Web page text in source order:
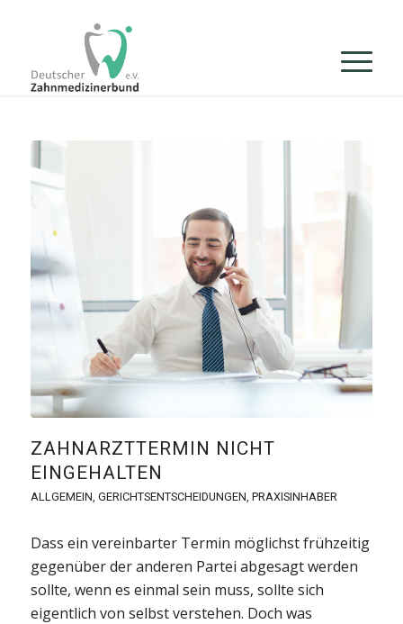
ZAHNARZTTERMIN NICHT
EINGEHALTEN
ALLGEMEIN GERICHTSENTSCHEIDUNGEN PRAXISINHABER
Dass ein vereinbarter Termin möglichst frühzeitig
gegenüber der anderen Partei abgesagt werden
sollte, wenn es einmal sein muss, sollte sich
eigentlich von selbst verstehen. Doch was